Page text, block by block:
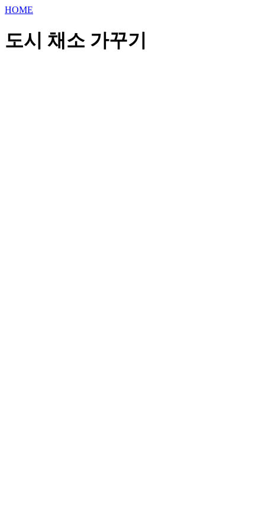
HOME
도시 채소 가꾸기